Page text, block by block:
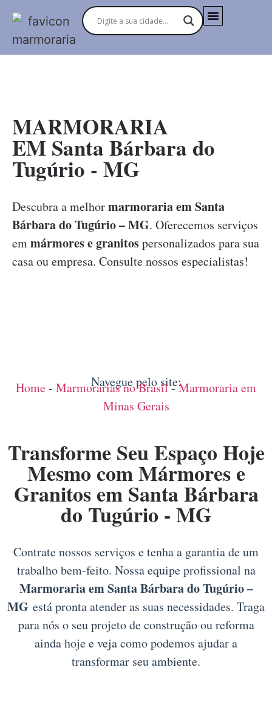
MARMORARIA
EM Santa Bárbara do
Tugúrio - MG
Descubra a melhormarmoraria em Santa
Bárbara do Tugúrio – MG. Oferecemos serviços
emmármores e granitospersonalizados para sua
casa ou empresa. Consulte nossos especialistas!
Navegue pelo site:
Home- Marmorarias no Brasil-Marmoraria em
Minas Gerais
Transforme Seu Espaço Hoje
Mesmo com Mármores e
Granitos em Santa Bárbara
do Tugúrio - MG
Contrate nossos serviços e tenha a garantia de um
trabalho bem-feito. Nossa equipe profissional na
Marmoraria em Santa Bárbara do Tugúrio –
MG está pronta atender as suas necessidades. Traga
para nós o seu projeto de construção ou reforma
ainda hoje e veja como podemos ajudar a
transformar seu ambiente.